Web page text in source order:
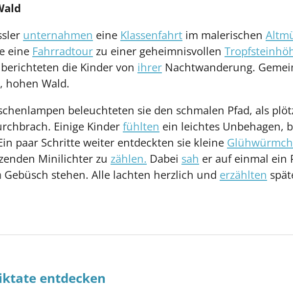
unternahmen eine Klassenfahrt im malerischen
eine Fahrradtour zu einer geheimnisvollen
die Kinder von ihrer Nachtwanderung.
hohen Wald.
beleuchteten sie den schmalen Pfad, als
Einige Kinder fühlten ein leichtes Unbehagen,
paar Schritte weiter entdeckten sie kleine
Minilichter zu zählen. Dabei sah er auf einmal ein
stehen. Alle lachten herzlich und erzählten
entdecken